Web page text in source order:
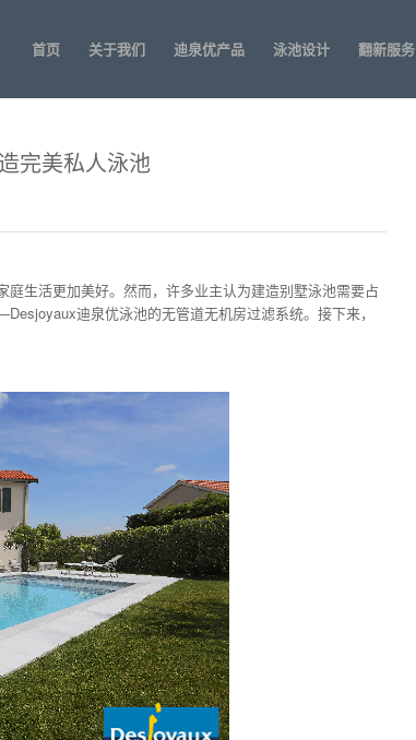
首页 关于我们 迪泉优产品 泳池设计 翻新服务
完美私人泳池
生活更加美好。然而，许多业主认为建造别墅泳池需要占
迪泉优泳池的无管道无机房过滤系统。接下来，